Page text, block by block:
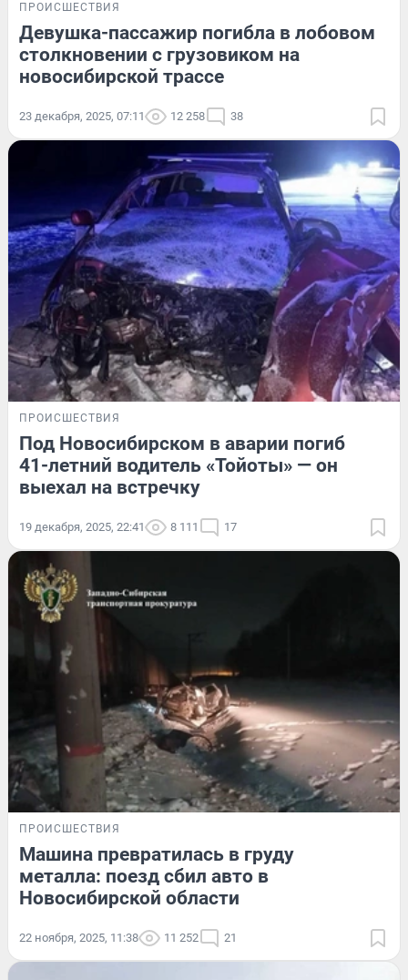
ПРОИСШЕСТВИЯ
Девушка-пассажир погибла в лобовом
столкновении с грузовиком на
новосибирской трассе
23 декабря, 2025, 07:11 12 258 38
ПРОИСШЕСТВИЯ
Под Новосибирском в аварии погиб
41-летний водитель «Тойоты» — он
выехал на встречку
19 декабря, 2025, 22:41 8 111 17
ПРОИСШЕСТВИЯ
Машина превратилась в груду
металла: поезд сбил авто в
Новосибирской области
22 ноября, 2025, 11:38 11 252 21